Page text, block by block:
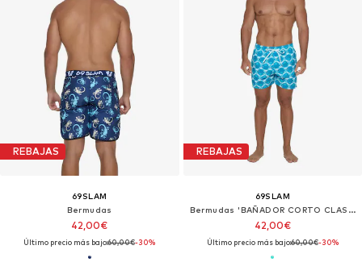
REBAJAS
69SLAM
Bermudas
42,00€
Último precio más bajo:60,00€-30%
REBAJAS
69SLAM
Bermudas 'BAÑADOR CORTO CLASSIC ARMIN FISHES'
42,00€
Último precio más bajo:60,00€-30%